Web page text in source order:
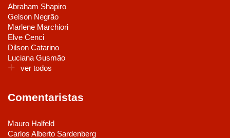
Abraham Shapiro
Gelson Negrão
Marlene Marchiori
Elve Cenci
Dilson Catarino
Luciana Gusmão
ver todos
Comentaristas
Mauro Halfeld
Carlos Alberto Sardenberg